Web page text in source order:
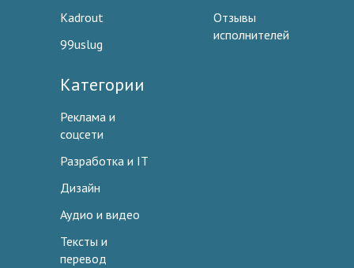
Kadrout
99uslug
Отзывы
исполнителей
Категории
Реклама и
соцсети
Разработка и IT
Дизайн
Аудио и видео
Тексты и
перевод